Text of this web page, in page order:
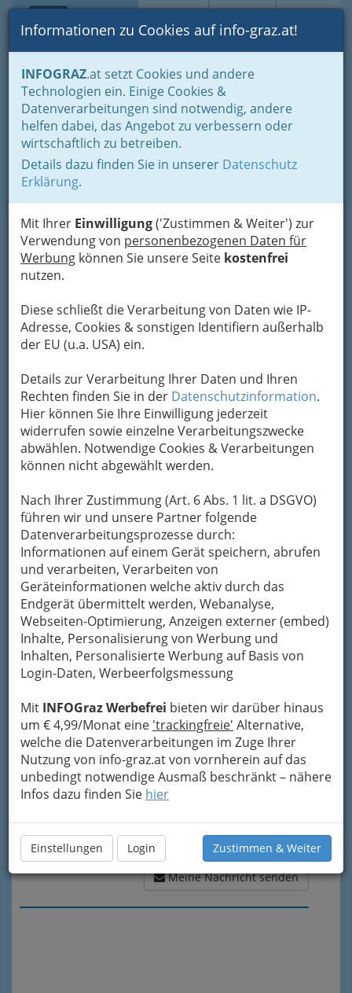
Suche Login Toggle
Informationen zu Cookies auf info-graz.at!
INFOGRAZ.at setzt Cookies und andere
Technologien ein. Einige Cookies &
Datenverarbeitungen sind notwendig, andere
helfen dabei, das Angebot zu verbessern oder
wirtschaftlich zu betreiben.
Details dazu finden Sie in unserer Datenschutz
Erklärung.
Mit Ihrer Einwilligung('Zustimmen & Weiter') zur
Verwendung von personenbezogenen Daten für
Werbung können Sie unsere Seite kostenfrei
nutzen.
Diese schließt die Verarbeitung von Daten wie IP-
Adresse, Cookies & sonstigen Identifiern außerhalb
der EU (u.a. USA) ein.
Details zur Verarbeitung Ihrer Daten und Ihren
Rechten finden Sie in der Datenschutzinformation.
Hier können Sie Ihre Einwilligung jederzeit
widerrufen sowie einzelne Verarbeitungszwecke
abwählen. Notwendige Cookies & Verarbeitungen
können nicht abgewählt werden.
Nach Ihrer Zustimmung (Art. 6 Abs. 1 lit. a DSGVO)
führen wir und unsere Partner folgende
Datenverarbeitungsprozesse durch:
Informationen auf einem Gerät speichern, abrufen
und verarbeiten, Verarbeiten von
Geräteinformationen welche aktiv durch das
Endgerät übermittelt werden, Webanalyse,
Webseiten-Optimierung, Anzeigen externer (embed)
Inhalte, Personalisierung von Werbung und
Inhalten, Personalisierte Werbung auf Basis von
Login-Daten, Werbeerfolgsmessung
Mit INFOGraz Werbefrei bieten wir darüber hinaus
um € 4,99/Monat eine 'trackingfreie' Alternative,
welche die Datenverarbeitungen im Zuge Ihrer
Nutzung von info-graz.at von vornherein auf das
unbedingt notwendige Ausmaß beschränkt – nähere
Infos dazu finden Sie hier
Einstellungen Login Zustimmen & Weiter
Home Branchen
Passailer Wald- und
Bienenlehrpfad
Pfarrkirche, 8162 Passail
+43 3179 23 300
Karte
Kontaktaufnahme
Um die Info-Graz Firmenvor Spam-Mails zu
bewahren, verwenden wir an dieser Stelle zur
Übermittlung Ihrer Nachricht ein sicheres
Formular. Ihre Nachricht wird nach dem
Absenden umgehend per Mail an das
Unternehmen Passailer Wald- und
Mein Name
Meine Email Adresse
Mein Betreff
Meine Nachricht senden